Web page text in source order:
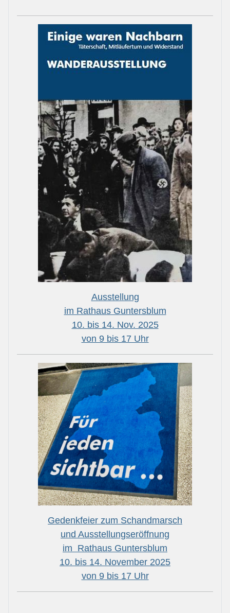
Ausstellung
im Rathaus Guntersblum
10. bis 14. Nov. 2025
von 9 bis 17 Uhr
Gedenkfeier zum Schandmarsch
und Ausstellungseröffnung
im Rathaus Guntersblum
10. bis 14. November 2025
von 9 bis 17 Uhr